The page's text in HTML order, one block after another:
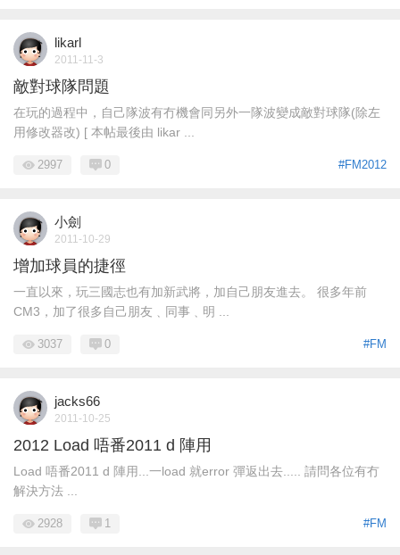
likarl
2011-11-3
敵對球隊問題
在玩的過程中，自己隊波有冇機會同另外一隊波變成敵對球隊(除左
用修改器改) [ 本帖最後由 likar ...
#FM2012
2997 0
小劍
2011-10-29
增加球員的捷徑
一直以來，玩三國志也有加新武將，加自己朋友進去。 很多年前
CM3，加了很多自己朋友﹑同事﹑明 ...
#FM
3037 0
jacks66
2011-10-25
2012 Load 唔番2011 d 陣用
Load 唔番2011 d 陣用...一load 就error 彈返出去..... 請問各位有冇
解決方法 ...
#FM
2928 1